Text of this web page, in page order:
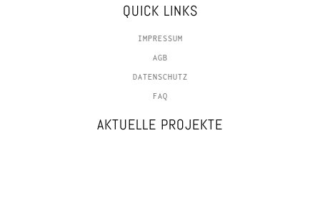
QUICK LINKS
IMPRESSUM
AGB
DATENSCHUTZ
FAQ
AKTUELLE PROJEKTE